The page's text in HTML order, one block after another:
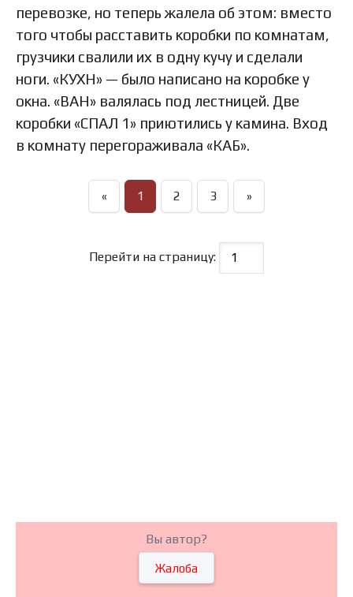
перевозке, но теперь жалела об этом: вместо
того чтобы расставить коробки по комнатам,
грузчики свалили их в одну кучу и сделали
ноги. «КУХН» — было написано на коробке у
окна. «ВАН» валялась под лестницей. Две
коробки «СПАЛ 1» приютились у камина. Вход
в комнату перегораживала «КАБ».
« 1 2 3 »
Перейти на страницу:
Вы автор?
Жалоба